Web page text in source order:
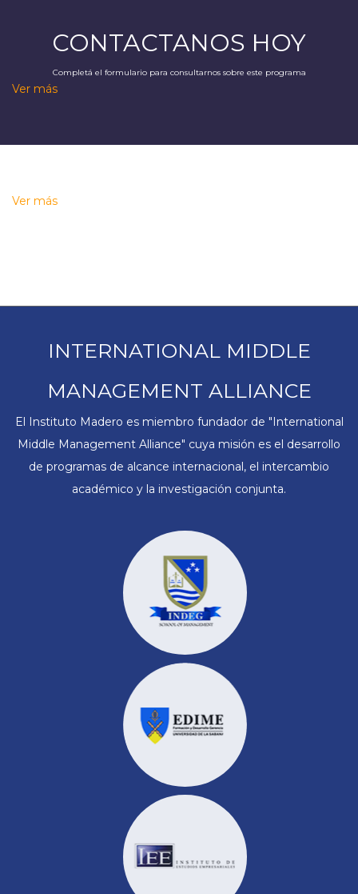
CONTACTANOS HOY
Completá el formulario para consultarnos sobre este programa
Ver más
Ver más
INTERNATIONAL MIDDLE
MANAGEMENT ALLIANCE
El Instituto Madero es miembro fundador de "International
Middle Management Alliance" cuya misión es el desarrollo
de programas de alcance internacional, el intercambio
académico y la investigación conjunta.